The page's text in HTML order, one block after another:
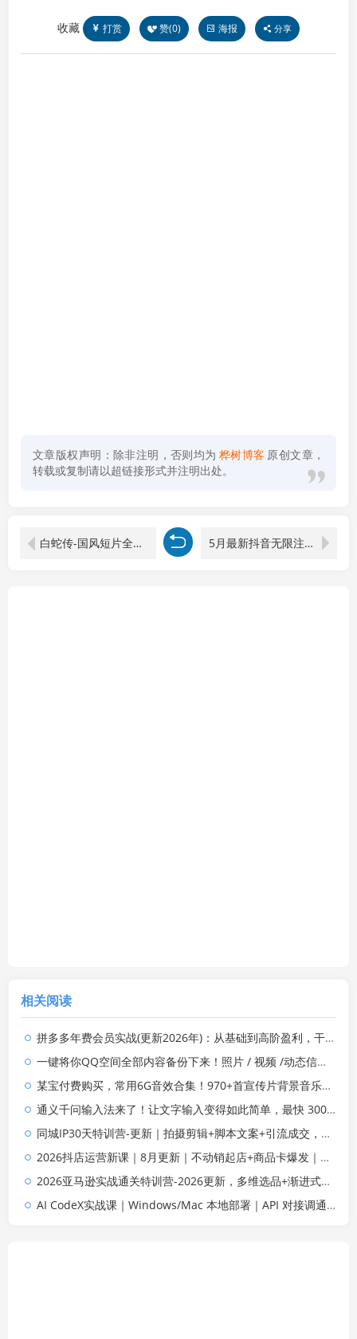
收藏 打赏 赞(0) 海报 分享
文章版权声明：除非注明，否则均为 桦树博客 原创文章，
转载或复制请以超链接形式并注明出处。
白蛇传-国风短片全教程！ChatGPT+Seedance2.0，一套课跑通古风AI影视创作 5月最新抖音无限注册、无限实名、0粉开播技术，认真看完现场就能开始操作，适合批量矩阵
相关阅读
拼多多年费会员实战(更新2026年)：从基础到高阶盈利，干货拉满，帮你建立稳定盈利运营知识体系
一键将你QQ空间全部内容备份下来！照片 / 视频 /动态信息全存本地，Github最新开源项目 QzoneArchive
某宝付费购买，常用6G音效合集！970+首宣传片背景音乐，无版权可商用大气素材，分类清晰，高质量内容
通义千问输入法来了！让文字输入变得如此简单，最快 300 字/分，AI 自动润色，说话秒变工整文字
同城IP30天特训营-更新｜拍摄剪辑+脚本文案+引流成交，打爆本地流量提升门店业绩实操教学
2026抖店运营新课｜8月更新｜不动销起店+商品卡爆发｜达人玩法+店群批量复制｜轻松玩转抖音小店全域流量
2026亚马逊实战通关特训营-2026更新，多维选品+渐进式打法+AI应用，从0到1打造盈利店铺
AI CodeX实战课｜Windows/Mac 本地部署｜API 对接调通｜Skill 自制｜漫剧剪辑｜网站 VR 项目｜AI项目落地全教程